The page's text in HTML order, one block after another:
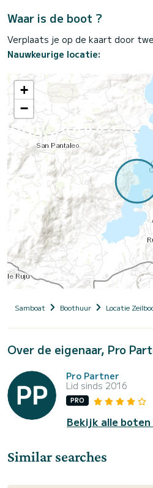
Waar is de boot ?
Verplaats je op de kaart door
Nauwkeurige locatie:
+
−
Samboat Boothuur Locatie
Over de eigenaar, Pro
Pro Partner
Lid sinds 2016
PRO
Bekijk alle boten
Similar searches